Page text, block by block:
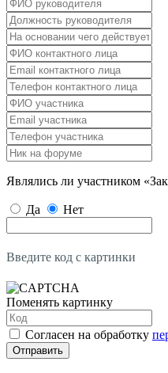
Являлись ли участником
Да Нет
Введите код с картинки
Поменять картинку
Согласен на обработку
Отправить